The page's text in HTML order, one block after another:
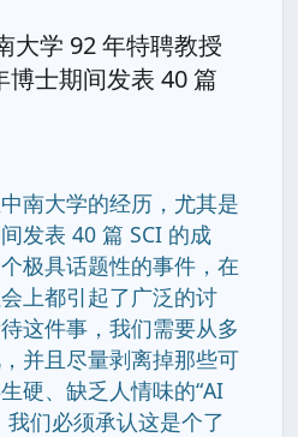
大学 92 年特聘教授
博士期间发表 40 篇
南大学的经历，尤其是
发表 40 篇 SCI 的成
极具话题性的事件，在
上都引起了广泛的讨
这件事，我们需要从多
并且尽量剥离掉那些可
硬、缺乏人情味的“AI
我们必须承认这是个了